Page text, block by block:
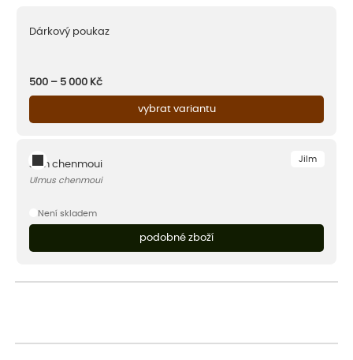
Dárkový poukaz
500 – 5 000 Kč
vybrat variantu
Jilm
Jilm chenmoui
Ulmus chenmoui
Není skladem
podobné zboží